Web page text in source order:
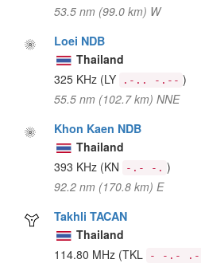
53.5 nm (99.0 km) W
Loei NDB
Thailand
325 KHz (LY .-.. -.-- )
55.5 nm (102.7 km) NNE
Khon Kaen NDB
Thailand
393 KHz (KN -.- -. )
92.2 nm (170.8 km) E
Takhli TACAN
Thailand
114.80 MHz (TKL - -.-